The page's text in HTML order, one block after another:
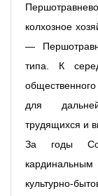
колхозное
—
типа. К
для
трудящихся и
За годы
культурно-